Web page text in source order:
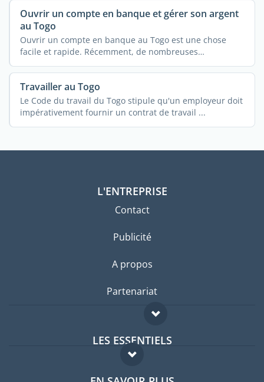
Ouvrir un compte en banque et gérer son argent
au Togo
Ouvrir un compte en banque au Togo est une chose
facile et rapide. Récemment, de nombreuses
compagnies se ...
Travailler au Togo
Le Code du travail du Togo stipule qu'un employeur doit
impérativement fournir un contrat de travail ...
L'ENTREPRISE
Contact
Publicité
A propos
Partenariat
LES ESSENTIELS
Forum expatriés